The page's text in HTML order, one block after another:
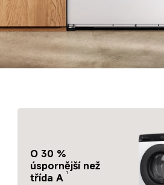
O 30 %
úspornější než
třída A 1